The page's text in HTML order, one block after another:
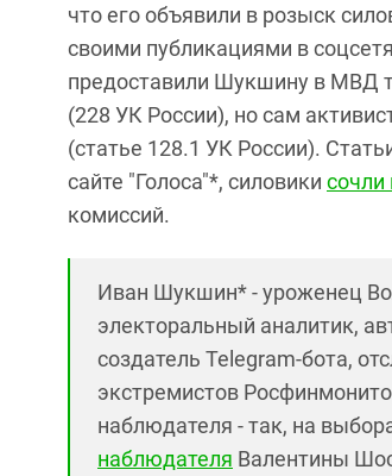
что его объявили в розыск
своими публикациями в
предоставили Шукшину в МВД
(228 УК России), но сам
(статье 128.1 УК России).
сайте "Голоса"*, силовики сочли
комиссий.
Иван Шукшин* - уроженец
электоральный аналитик,
создатель Telegram-бота,
экстремистов
наблюдателя - так, на
наблюдателя Валентины